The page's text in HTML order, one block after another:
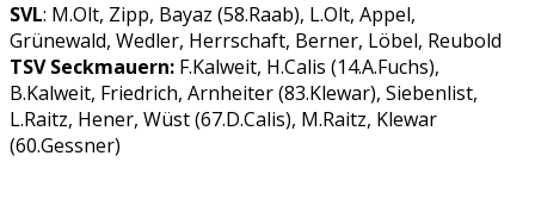
SVL: M.Olt, Zipp, Bayaz (58.Raab), L.Olt, Appel,
Grünewald, Wedler, Herrschaft, Berner, Löbel, Reubold
TSV Seckmauern: F.Kalweit, H.Calis (14.A.Fuchs),
B.Kalweit, Friedrich, Arnheiter (83.Klewar), Siebenlist,
L.Raitz, Hener, Wüst (67.D.Calis), M.Raitz, Klewar
(60.Gessner)